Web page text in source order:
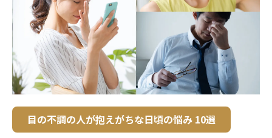
目の不調の人が抱えがちな日頃の悩み 10選